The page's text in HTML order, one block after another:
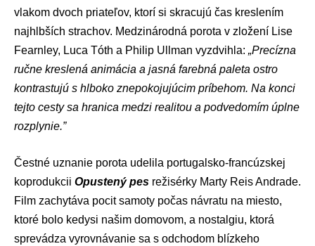
vlakom dvoch priateľov, ktorí si skracujú čas kreslením
najhlbších strachov. Medzinárodná porota v zložení Lise
Fearnley, Luca Tóth a Philip Ullman vyzdvihla: „Precízna
ručne kreslená animácia a jasná farebná paleta ostro
kontrastujú s hlboko znepokojujúcim príbehom. Na konci
tejto cesty sa hranica medzi realitou a podvedomím úplne
rozplynie.”
Čestné uznanie porota udelila portugalsko-francúzskej
koprodukcii Opustený pes režisérky Marty Reis Andrade.
Film zachytáva pocit samoty počas návratu na miesto,
ktoré bolo kedysi našim domovom, a nostalgiu, ktorá
sprevádza vyrovnávanie sa s odchodom blízkeho